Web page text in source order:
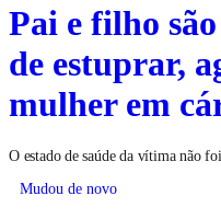
Pai e filho
de estuprar,
mulher em
O estado de saúde da vítima não
Mudou de novo